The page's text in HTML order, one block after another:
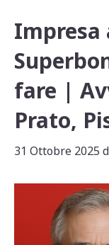
Impresa
fare |
Prato,
31 Ottobre 2025